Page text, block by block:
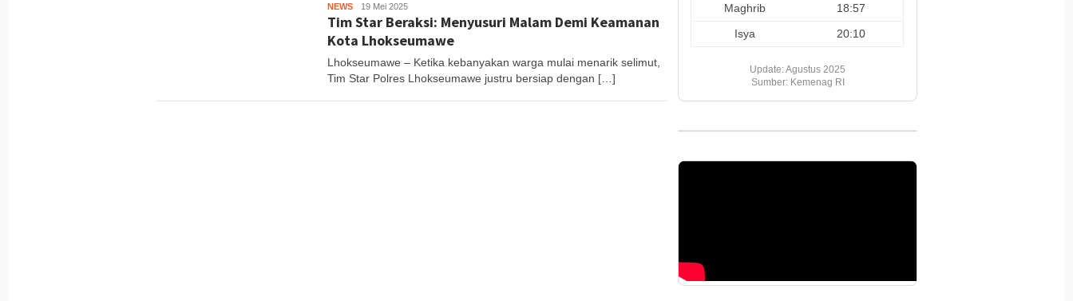
NEWS Tanjong
19 Mei 2025
Tim Star Beraksi: Menyusuri Malam Demi Keamanan
Kota Lhokseumawe
Lhokseumawe – Ketika kebanyakan warga mulai menarik selimut,
Tim Star Polres Lhokseumawe justru bersiap dengan […]
Maghrib
18:57
Isya
20:10
Update: Agustus 2025
Sumber: Kemenag RI